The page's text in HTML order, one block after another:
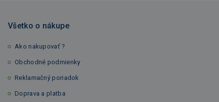
Všetko o nákupe
Ako nakupovať ?
Obchodné podmienky
Reklamačný poriadok
Doprava a platba